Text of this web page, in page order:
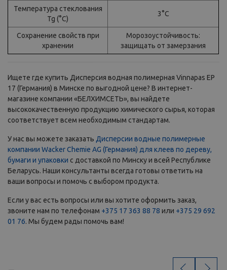
Температура стеклования
Tg (°C)
3°C
Сохранение свойств при
хранении
Морозоустойчивость:
защищать от замерзания
Ищете где купить Дисперсия водная полимерная Vinnapas EP
17 (Германия) в Минске по выгодной цене? В интернет-
магазине компании «БЕЛХИМСЕТЬ», вы найдете
высококачественную продукцию химического сырья, которая
соответствует всем необходимым стандартам.
У нас вы можете заказать Дисперсии водные полимерные
компании Wacker Chemie AG (Германия) для клеев по дереву,
бумаги и упаковки с доставкой по Минску и всей Республике
Беларусь. Наши консультанты всегда готовы ответить на
ваши вопросы и помочь с выбором продукта.
Если у вас есть вопросы или вы хотите оформить заказ,
звоните нам по телефонам +375 17 363 88 78 или +375 29 692
01 76. Мы будем рады помочь вам!